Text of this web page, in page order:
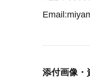
添付画像・